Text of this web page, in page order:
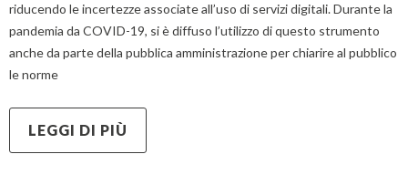
riducendo le incertezze associate all’uso di servizi digitali. Durante la
pandemia da COVID-19, si è diffuso l’utilizzo di questo strumento
anche da parte della pubblica amministrazione per chiarire al pubblico
le norme
LEGGI DI PIÙ